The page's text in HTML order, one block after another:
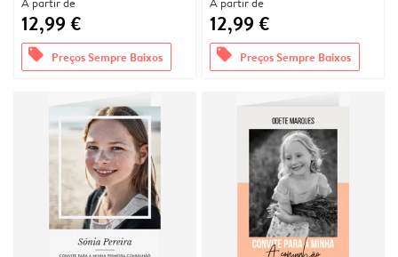
12,99 €
offers Preços Sempre Baixos
12,99 €
offers Preços Sempre Baixos